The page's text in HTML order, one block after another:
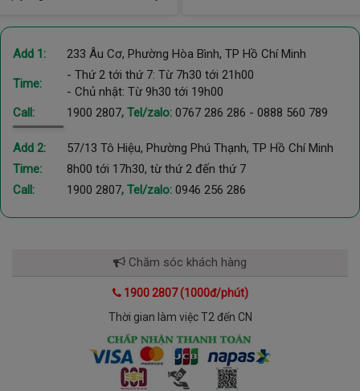
Add 1: 233 Âu Cơ, Phường Hòa Bình, TP Hồ Chí Minh
Time:
- Thứ 2 tới thứ 7: Từ 7h30 tới 21h00
- Chủ nhật: Từ 9h30 tới 19h00
Call:
1900 2807, Tel/zalo: 0767 286 286 - 0888 560 789
Add 2:
57/13 Tô Hiệu, Phường Phú Thạnh, TP Hồ Chí Minh
Time:
8h00 tới 17h30, từ thứ 2 đến thứ 7
Call:
1900 2807, Tel/zalo: 0946 256 286
Chăm sóc khách hàng
1900 2807 (1000đ/phút)
Thời gian làm việc T2 đến CN